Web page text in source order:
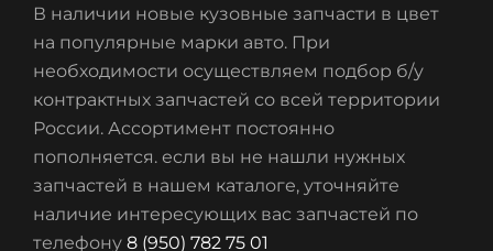
В наличии новые кузовные запчасти в цвет
на популярные марки авто. При
необходимости осуществляем подбор б/у
контрактных запчастей со всей территории
России. Ассортимент постоянно
пополняется. если вы не нашли нужных
запчастей в нашем каталоге, уточняйте
наличие интересующих вас запчастей по
телефону 8 (950) 782 75 01